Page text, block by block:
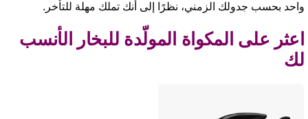
بحسب جدولك الزمني، نظرًا إلى أنك تملك مهلة للتأخر.
على المكواة المولّدة للبخار الأنسب